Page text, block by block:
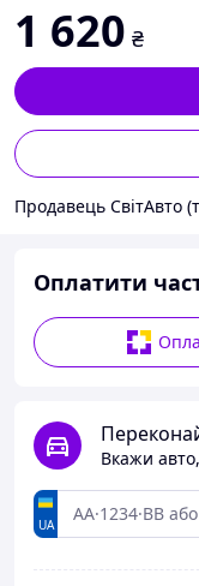
1 620 ₴
Оплатити
Вкажи
UA